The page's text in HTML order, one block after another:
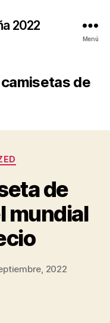
2022
Menú
de
de
mundial
2022